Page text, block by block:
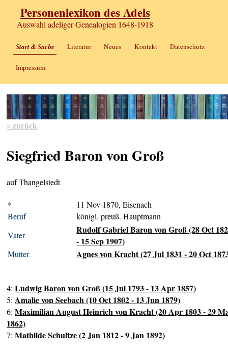
Personenlexikon des Adels
Auswahl adeliger Genealogien 1648-1918
Start & Suche Literatur Neues Kontakt Datenschutz
Impressum
« zurück
Siegfried Baron von Groß
auf Thangelstedt
*
11 Nov 1870, Eisenach
Beruf
königl. preuß. Hauptmann
Vater
Rudolf Gabriel Baron von Groß (28 Oct
- 15 Sep 1907)
Mutter Agnes von Kracht (27 Jul 1831 - 20 Oct
4:Ludwig Baron von Groß (15 Jul 1793 - 13 Apr 1857)
5:Amalie von Seebach (10 Oct 1802 - 13 Jun 1879)
6:Maximilian August Heinrich von Kracht (20 Apr 1803 - 29
1862)
7:Mathilde Schultze (2 Jan 1812 - 9 Jan 1892)